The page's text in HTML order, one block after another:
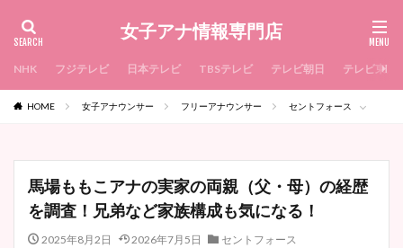
女子アナ情報専門店
NHK フジテレビ 日本テレビ TBSテレビ テレビ朝日 テレビ東京
HOME 女子アナウンサー フリーアナウンサー セントフォース
馬場ももこアナの実家の両親（父・母）の経歴
を調査！兄弟など家族構成も気になる！
2025年8月2日 2026年7月5日
セントフォース